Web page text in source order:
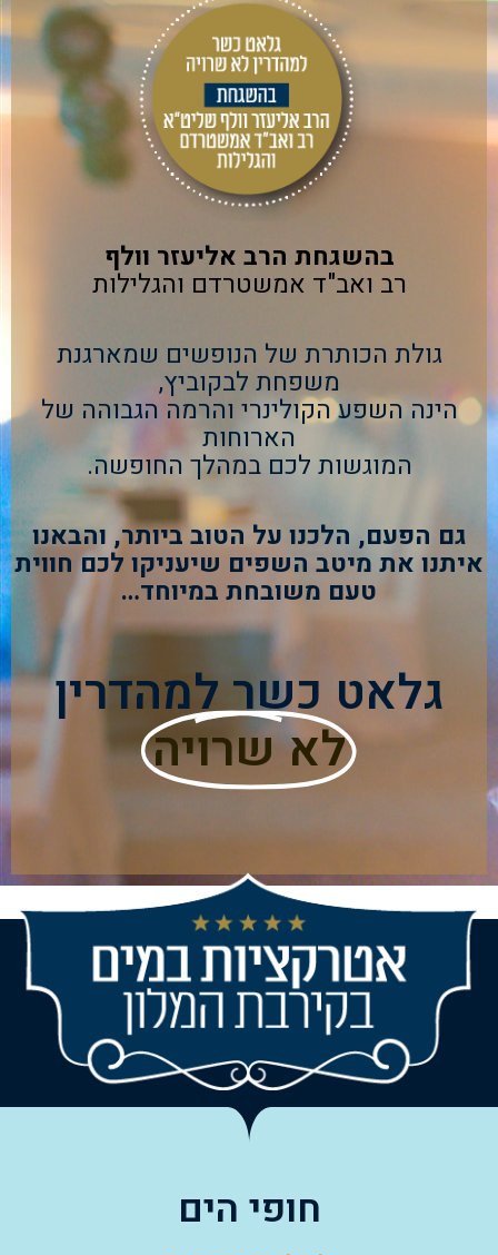
בהשגחת הרב אליעזר וולף
רב ואב"ד אמשטרדם והגלילות
גולת הכותרת של הנופשים שמארגנת
משפחת לבקוביץ,
הינה השפע הקולינרי והרמה הגבוהה של
הארוחות
המוגשות לכם במהלך החופשה.
גם הפעם, הלכנו על הטוב ביותר, והבאנו
איתנו את מיטב השפים שיעניקו לכם חווית
טעם משובחת במיוחד…
גלאט כשר למהדרין
לא שרויה
חופי הים